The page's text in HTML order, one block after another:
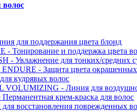
волос
для поддержания цвета блонд
- Тонирование и поддержка цвета
- Увлажнение для тонких/средних
- Защита цвета
кудрявых волоc
VOLUMIZING - Линия для
крем-краска для волос
восстановления поврежденных